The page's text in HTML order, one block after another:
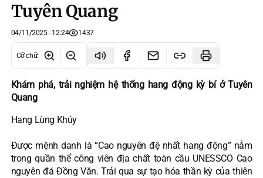
Tuyên Quang
04/11/2025 - 12:24 1437
Cỡ chữ:
Khám phá, trải nghiệm hệ thống hang động kỳ bí ở Tuyên
Quang
Hang Lùng Khúy
Được mệnh danh là “Cao nguyên đệ nhất hang động” nằm
trong quần thể công viên địa chất toàn cầu UNESSCO Cao
nguyên đá Đồng Văn. Trải qua sự tạo hóa thần kỳ của thiên